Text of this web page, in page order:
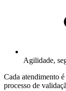
Agilidade,
Cada atendimento
processo de